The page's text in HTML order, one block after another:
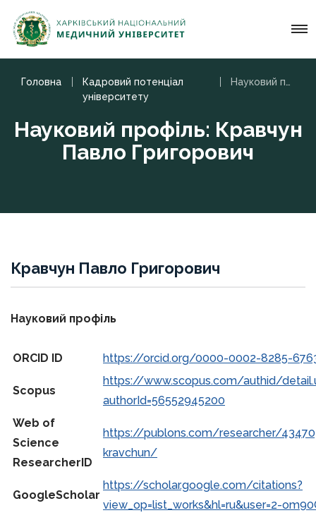
Головна
Кадровий потенціал
університету
Науковий профіль: Кравчун
Павло Григорович
Кравчун Павло Григорович
Науковий профіль
ORCID ID https://orcid.org/0000-0002-8285-
Scopus
https://www.scopus.com/authid/
authorId=56552945200
Web of
Science
ResearcherID
https://publons.com/researcher/
kravchun/
GoogleScholar
https://scholar.google.com/citations?
view_op=list_works&hl=ru&user=2-